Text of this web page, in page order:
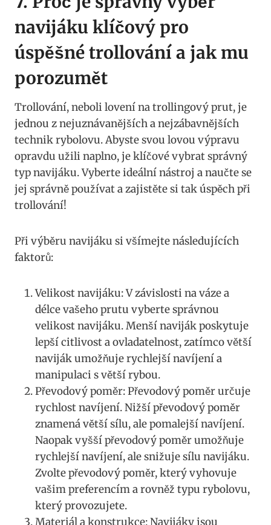
navijáku klíčový pro
úspěšné trollování a jak mu
porozumět
Trollování, neboli lovení na trollingový prut, je
jednou z nejuznávanějších a nejzábavnějších
technik rybolovu. Abyste‌ svou lovou výpravu
opravdu užili naplno, je klíčové vybrat správný ​
typ navijáku. Vyberte ideální nástroj a naučte se
jej správně používat a zajistěte si tak úspěch při
trollování!
Při výběru navijáku si všímejte následujících
faktorů:
Velikost navijáku: V závislosti na váze a⁢
délce vašeho prutu vyberte správnou
velikost navijáku. Menší naviják poskytuje‍
lepší citlivost a ovladatelnost, zatímco větší ​
naviják umožňuje rychlejší navíjení a
manipulaci s větší rybou.
Převodový poměr: Převodový ​poměr určuje
rychlost navíjení. Nižší převodový poměr
znamená ⁣větší sílu, ​ale pomalejší navíjení.
Naopak vyšší převodový poměr umožňuje
rychlejší navíjení, ale‌ snižuje sílu navijáku.‌
Zvolte převodový poměr, který vyhovuje
vašim preferencím a rovněž typu rybolovu,
který provozujete.
Materiál​ a konstrukce: Navijáky jsou